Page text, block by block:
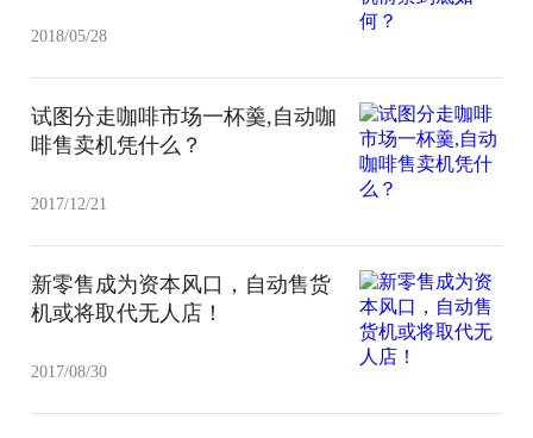
2018/05/28
试图分走咖啡市场一杯羹,自动咖
啡售卖机凭什么？
2017/12/21
新零售成为资本风口，自动售货
机或将取代无人店！
2017/08/30